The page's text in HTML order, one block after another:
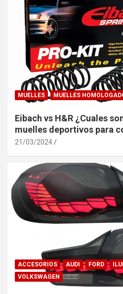
MUELLES MUELLES
Eibach vs H&R ¿Cuales
muelles deportivos para
21/03/2024
ACCESORIOS AUDI FORD
VOLKSWAGEN